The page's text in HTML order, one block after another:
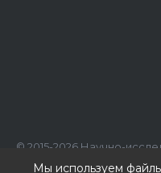
© 2015-2026 Научно-
ИНН: 7707390492, КПП:
Мы используем